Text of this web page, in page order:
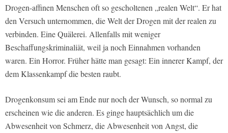
Drogen-affinen Menschen oft so gescholtenen „realen Welt“. Er hat
den Versuch unternommen, die Welt der Drogen mit der realen zu
verbinden. Eine Quälerei. Allenfalls mit weniger
Beschaffungskriminaliät, weil ja noch Einnahmen vorhanden
waren. Ein Horror. Früher hätte man gesagt: Ein innerer Kampf, der
dem Klassenkampf die besten raubt.
Drogenkonsum sei am Ende nur noch der Wunsch, so normal zu
erscheinen wie die anderen. Es ginge hauptsächlich um die
Abwesenheit von Schmerz, die Abwesenheit von Angst, die